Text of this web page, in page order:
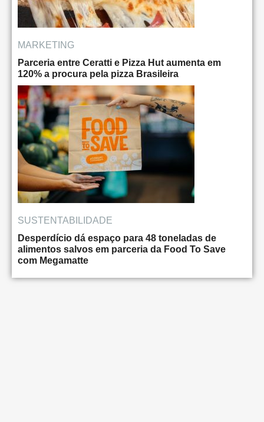
MARKETING
Parceria entre Ceratti e Pizza Hut aumenta em
120% a procura pela pizza Brasileira
SUSTENTABILIDADE
Desperdício dá espaço para 48 toneladas de
alimentos salvos em parceria da Food To Save
com Megamatte